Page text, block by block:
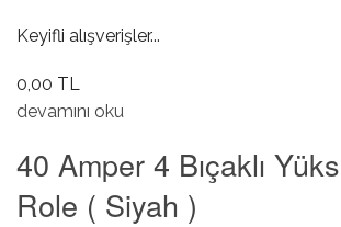
Keyifli alışverişler...
0,00 TL
40 Amper 5 Bıçaklı Yüksek Güçlü Role (
devamını oku
40 Amper 4 Bıçaklı
Role ( Siyah )